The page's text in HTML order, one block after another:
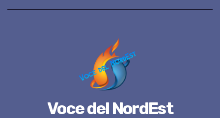
Voce del NordEst